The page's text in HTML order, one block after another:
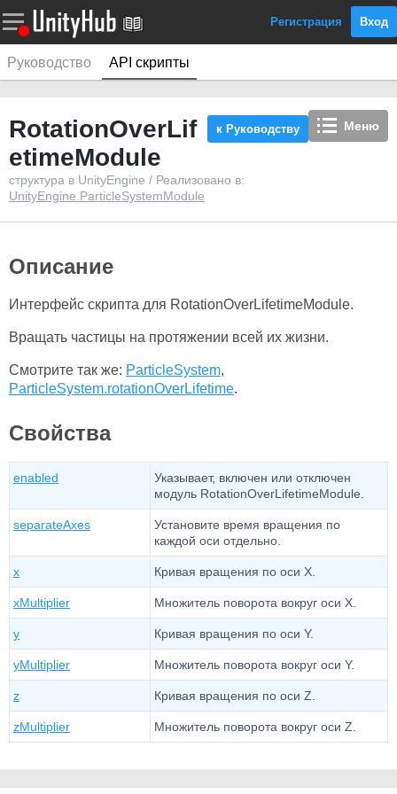
Регистрация Вход
Руководство API скрипты
Меню
к Руководству
RotationOverLif
etimeModule
структура в UnityEngine / Реализовано в:
UnityEngine.ParticleSystemModule
Описание
Интерфейс скрипта для RotationOverLifetimeModule.
Вращать частицы на протяжении всей их жизни.
Смотрите так же: ParticleSystem,
ParticleSystem.rotationOverLifetime.
Свойства
enabled
Указывает, включен или отключен
модуль RotationOverLifetimeModule.
separateAxes
Установите время вращения по
каждой оси отдельно.
x Кривая вращения по оси X.
xMultiplier Множитель поворота вокруг оси X.
y Кривая вращения по оси Y.
yMultiplier Множитель поворота вокруг оси Y.
z Кривая вращения по оси Z.
zMultiplier Множитель поворота вокруг оси Z.